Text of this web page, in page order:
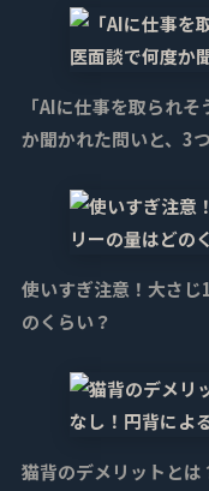
「AIに仕事を取られ
か聞かれた問いと、3
使いすぎ注意！大さ
のくらい？
猫背のデメリットと